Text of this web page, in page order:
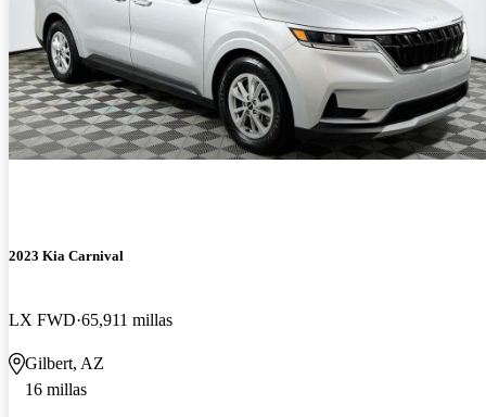
2023 Kia Carnival
LX FWD 65,911 millas
Gilbert, AZ
16 millas